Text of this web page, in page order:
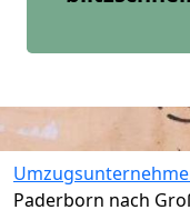
Paderborn nach